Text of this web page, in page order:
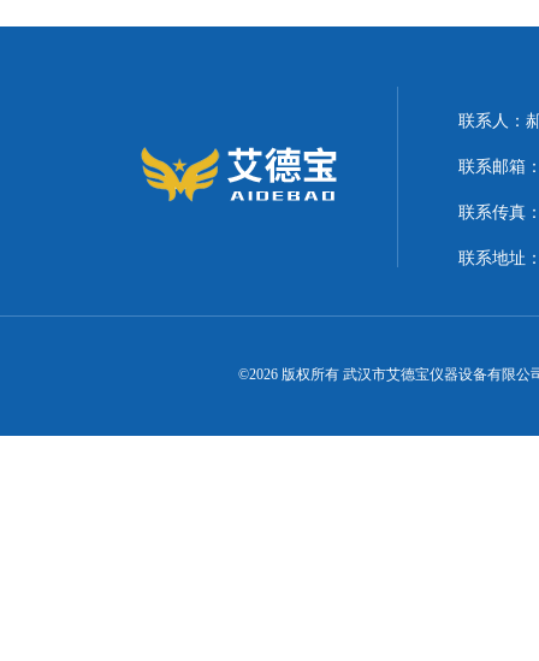
联系人：
联系邮箱
联系传真
联系地址
©2026 版权所有 武汉市艾德宝仪器设备有限公